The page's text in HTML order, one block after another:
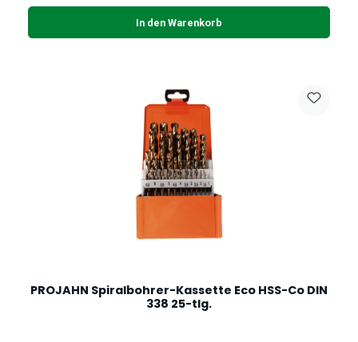
In den Warenkorb
PROJAHN Spiralbohrer-Kassette Eco HSS-Co DIN
338 25-tlg.